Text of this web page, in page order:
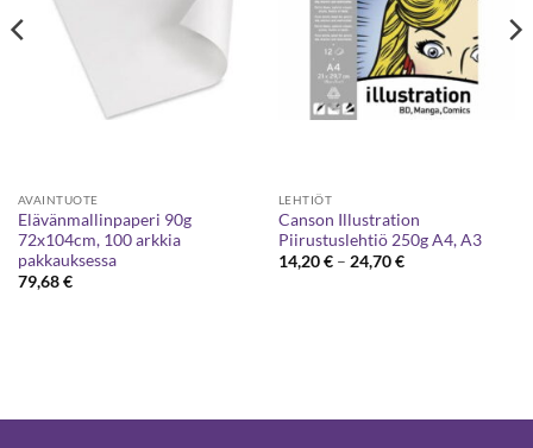
AVAINTUOTE
Elävänmallinpaperi 90g
72x104cm, 100 arkkia
pakkauksessa
79,68€
LEHTIÖT
Canson Illustration
Piirustuslehtiö 250g A4, A3
14,20€ – 24,70€Hintaluokka: